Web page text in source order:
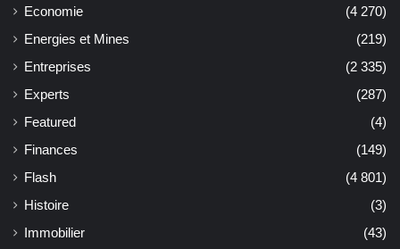
Economie
(4 270)
Energies et Mines
(219)
Entreprises
(2 335)
Experts
(287)
Featured
(4)
Finances
(149)
Flash
(4 801)
Histoire
(3)
Immobilier
(43)